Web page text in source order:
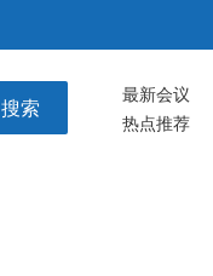
搜索 最新会议
热点推荐